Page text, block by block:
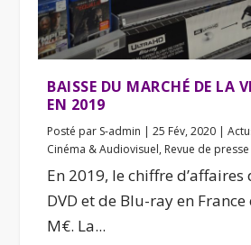
BAISSE DU MARCHÉ DE LA
EN 2019
Posté par S-admin |25 Fév, 2020 |
Cinéma & Audiovisuel, Revue de presse
En 2019, le chiffre d’affaires
DVD et de Blu-ray en France
M€. La...